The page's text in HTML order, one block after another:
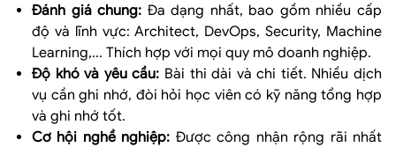
Đánh giá chung: Đa dạng nhất, bao gồm nhiều cấp
độ và lĩnh vực: Architect, DevOps, Security, Machine
Learning,... Thích hợp với mọi quy mô doanh nghiệp.
Độ khó và yêu cầu: Bài thi dài và chi tiết. Nhiều dịch
vụ cần ghi nhớ, đòi hỏi học viên có kỹ năng tổng hợp
và ghi nhớ tốt.
Cơ hội nghề nghiệp: Được công nhận rộng rãi nhất